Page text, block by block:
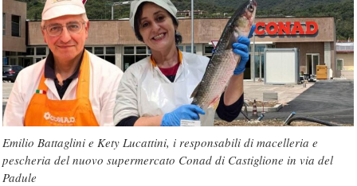
Emilio Battaglini e Kety Lucattini, i responsabili di macelleria e
pescheria del nuovo supermercato Conad di Castiglione in via del
Padule